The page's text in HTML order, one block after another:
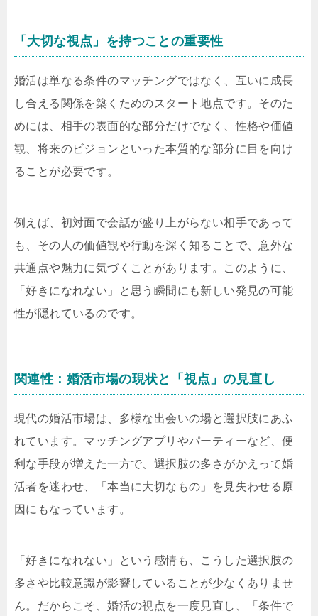
「大切な視点」を持つことの重要性
婚活は単なる条件のマッチングではなく、互いに成長
し合える関係を築くためのスタート地点です。そのた
めには、相手の表面的な部分だけでなく、性格や価値
観、将来のビジョンといった本質的な部分に目を向け
ることが必要です。
例えば、初対面で会話が盛り上がらない相手であって
も、その人の価値観や行動を深く知ることで、意外な
共通点や魅力に気づくことがあります。このように、
「好きになれない」と思う瞬間にも新しい発見の可能
性が隠れているのです。
関連性：婚活市場の現状と「視点」の見直し
現代の婚活市場は、多様な出会いの場と選択肢にあふ
れています。マッチングアプリやパーティーなど、便
利な手段が増えた一方で、選択肢の多さがかえって婚
活者を迷わせ、「本当に大切なもの」を見失わせる原
因にもなっています。
「好きになれない」という感情も、こうした選択肢の
多さや比較意識が影響していることが少なくありませ
ん。だからこそ、婚活の視点を一度見直し、「条件で